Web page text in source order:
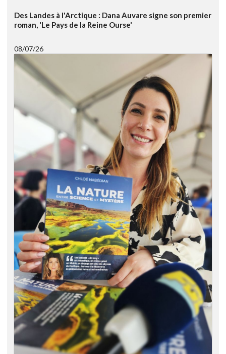
Des Landes à l'Arctique : Dana Auvare signe son premier
roman, 'Le Pays de la Reine Ourse'
08/07/26